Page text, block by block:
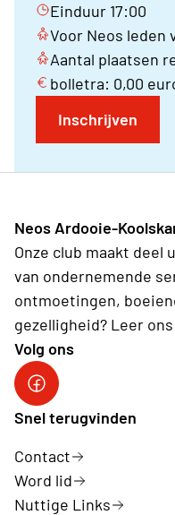
Einduur 17:00
Voor Neos leden
Aantal plaatsen
bolletra: 0,00
Inschrijven
Neos Ardooie-
Onze club maakt deel
van ondernemende
ontmoetingen,
gezelligheid? Leer
Volg ons
Neos Ardooie-
Snel terugvinden
Contact
Word lid
Nuttige Links